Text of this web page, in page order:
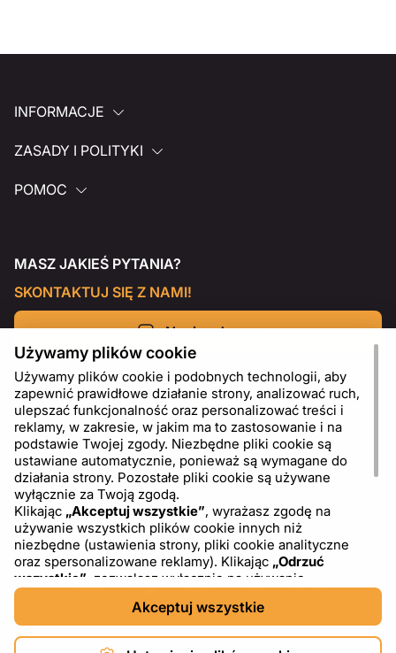
INFORMACJE
ZASADY I POLITYKI
POMOC
MASZ JAKIEŚ PYTANIA?
SKONTAKTUJ SIĘ Z NAMI!
Napisz do nas
PL USD - US Dollar ($)
Używamy plików cookie
Używamy plików cookie i podobnych technologii, aby
zapewnić prawidłowe działanie strony, analizować ruch,
ulepszać funkcjonalność oraz personalizować treści i
reklamy, w zakresie, w jakim ma to zastosowanie i na
podstawie Twojej zgody. Niezbędne pliki cookie są
ustawiane automatycznie, ponieważ są wymagane do
działania strony. Pozostałe pliki cookie są używane
wyłącznie za Twoją zgodą.
Klikając „Akceptuj wszystkie”, wyrażasz zgodę na
używanie wszystkich plików cookie innych niż
niezbędne (ustawienia strony, pliki cookie analityczne
oraz spersonalizowane reklamy). Klikając „Odrzuć
wszystkie” , zezwalasz wyłącznie na używanie
niezbędnych plików cookie. Klikając
, możesz wybrać, które kategorie plików cookie
chcesz zaakceptować lub zablokować. Możesz w
dowolnym momencie zmienić lub wycofać swoją zgodę,
Akceptuj wszystkie